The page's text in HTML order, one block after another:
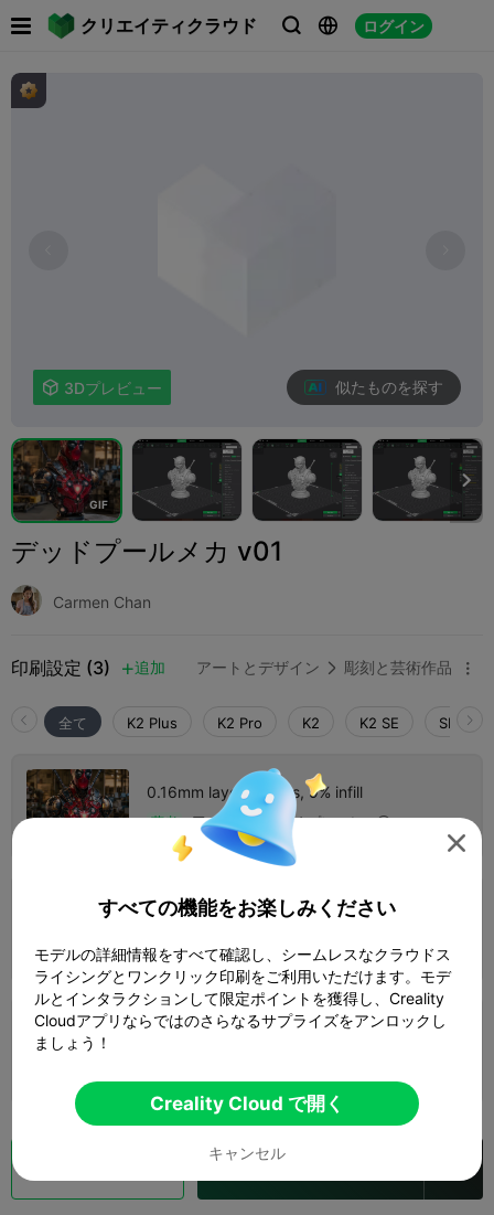
クリエイティクラウド   ログイン
 3Dプレビュー 似たものを探す
GIF

デッドプールメカ v01
Carmen Chan
印刷設定 (3) 追加 アートとデザイン  彫刻と芸術作品 
全て K2 Plus K2 Pro K2 K2 SE
0.16mm layer, 2 walls, 9% infill
著者  11h 17m 1 プレート  136.05g
0.15mm layer, 3 walls, 15% infill
15h 03m
0.2mm layer, 2 walls, 15% infill

すべての機能をお楽しみください
モデルの詳細情報をすべて確認し、シームレスなクラウドス
ライシングとワンクリック印刷をご利用いただけます。モデ
ルとインタラクションして限定ポイントを獲得し、Creality
Cloudアプリならではのさらなるサプライズをアンロックし
ましょう！
Creality Cloud で開く
キャンセル